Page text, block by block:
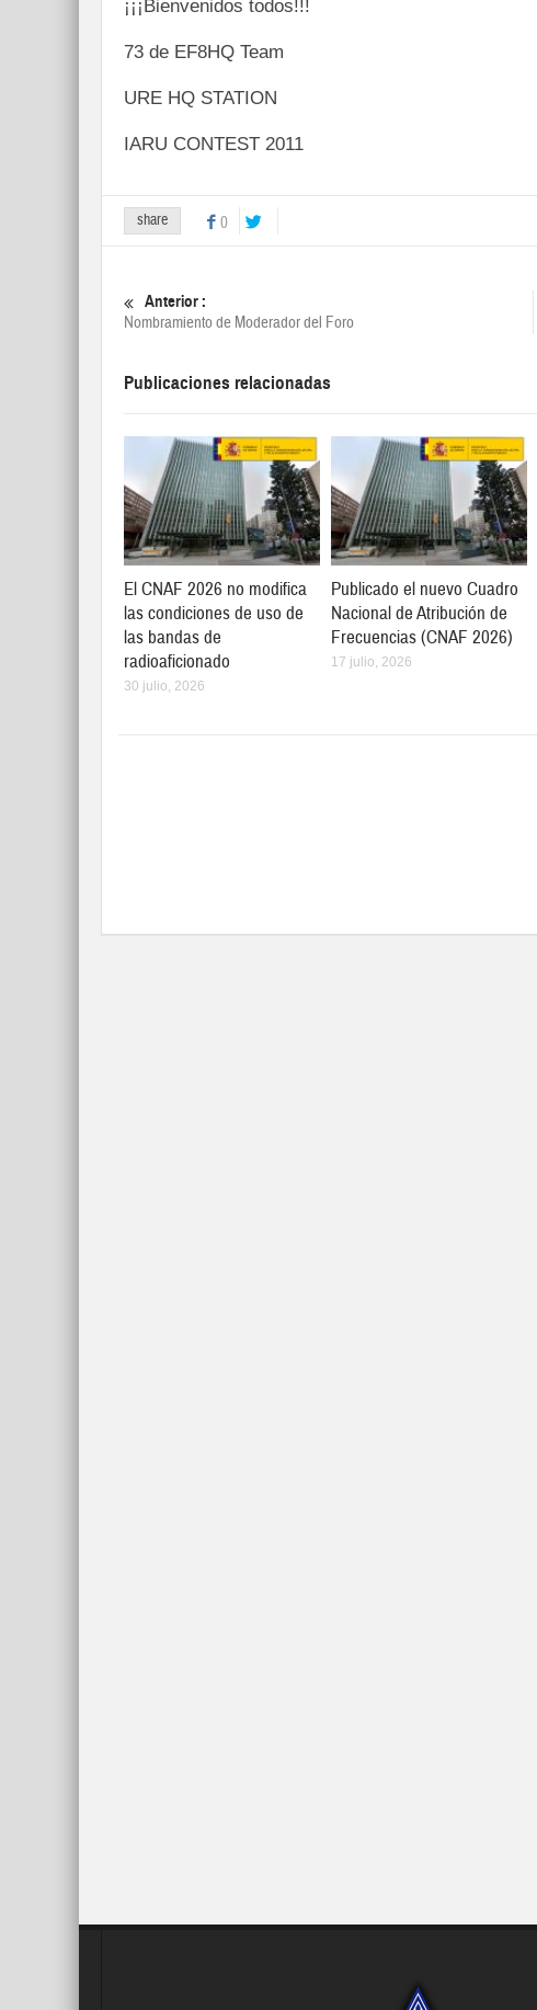
¡¡¡Bienvenidos todos!!!
73 de EF8HQ Team
URE HQ STATION
IARU CONTEST 2011
share 0
Anterior :
Nombramiento de Moderador del Foro
Publicaciones relacionadas
El CNAF 2026 no modifica
las condiciones de uso de
las bandas de
radioaficionado
30 julio, 2026
Publicado el nuevo Cuadro
Nacional de Atribución de
Frecuencias (CNAF 2026)
17 julio, 2026